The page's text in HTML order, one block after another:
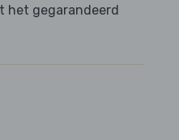
het gegarandeerd